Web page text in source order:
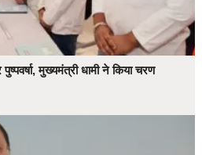
पुष्पवर्षा, मुख्यमंत्री धामी ने किया चरण